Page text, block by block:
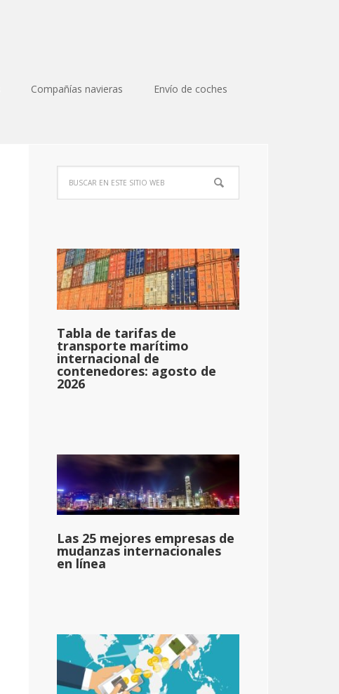
Compañías navieras Envío de coches
Tabla de tarifas de
transporte marítimo
internacional de
contenedores: agosto de
2026
Las 25 mejores empresas de
mudanzas internacionales
en línea